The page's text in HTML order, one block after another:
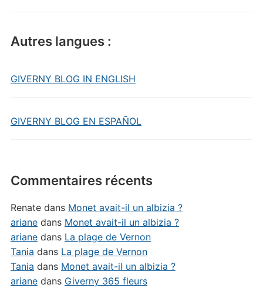
Autres langues :
GIVERNY BLOG IN ENGLISH
GIVERNY BLOG EN ESPAÑOL
Commentaires récents
Renatedans Monet avait-il un albizia ?
arianedans Monet avait-il un albizia ?
arianedans La plage de Vernon
Tania dans La plage de Vernon
Tania dans Monet avait-il un albizia ?
arianedans Giverny 365 fleurs